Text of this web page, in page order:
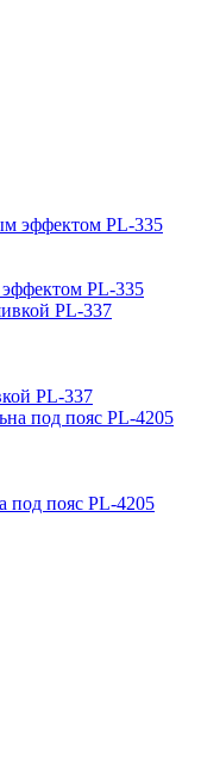
PL-335
PL-337
под пояс PL-4205